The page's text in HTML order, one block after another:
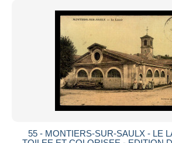
55 - MONTIERS-SUR-SAULX - LE